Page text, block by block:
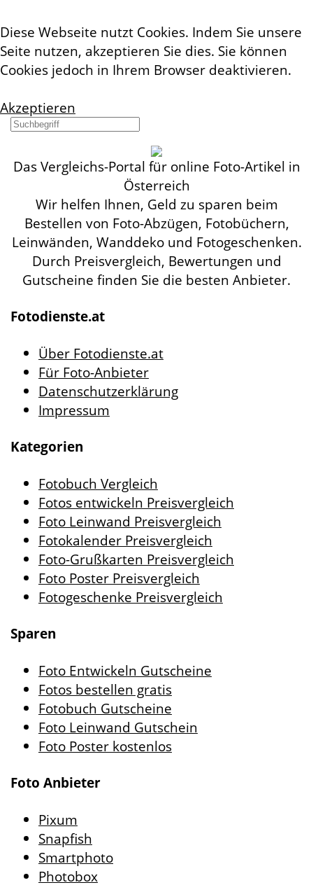
Diese Webseite nutzt Cookies. Indem Sie unsere
Seite nutzen, akzeptieren Sie dies. Sie können
Cookies jedoch in Ihrem Browser deaktivieren.
Akzeptieren
Das Vergleichs-Portal für online Foto-Artikel in
Österreich
Wir helfen Ihnen, Geld zu sparen beim
Bestellen von Foto-Abzügen, Fotobüchern,
Leinwänden, Wanddeko und Fotogeschenken.
Durch Preisvergleich, Bewertungen und
Gutscheine finden Sie die besten Anbieter.
Fotodienste.at
Über Fotodienste.at
Für Foto-Anbieter
Datenschutzerklärung
Impressum
Kategorien
Fotobuch Vergleich
Fotos entwickeln Preisvergleich
Foto Leinwand Preisvergleich
Fotokalender Preisvergleich
Foto-Grußkarten Preisvergleich
Foto Poster Preisvergleich
Fotogeschenke Preisvergleich
Sparen
Foto Entwickeln Gutscheine
Fotos bestellen gratis
Fotobuch Gutscheine
Foto Leinwand Gutschein
Foto Poster kostenlos
Foto Anbieter
Pixum
Snapfish
Smartphoto
Photobox